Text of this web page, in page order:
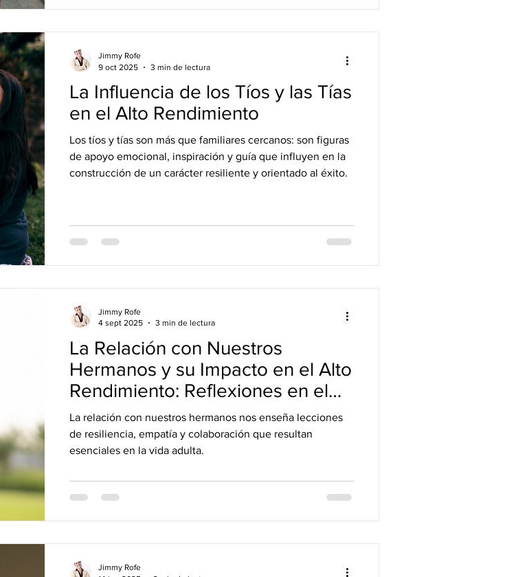
La Influencia de los Tíos y las Tías
en el Alto Rendimiento
Los tíos y tías son más que familiares cercanos: son figuras
de apoyo emocional, inspiración y guía que influyen en la
construcción de un carácter resiliente y orientado al éxito.
Jimmy Rofe
9 oct 2025
3 min de lectura
La Relación con Nuestros
Hermanos y su Impacto en el Alto
Rendimiento: Reflexiones en el
Día Mundial del Hermano
La relación con nuestros hermanos nos enseña lecciones
de resiliencia, empatía y colaboración que resultan
esenciales en la vida adulta.
Jimmy Rofe
4 sept 2025
3 min de lectura
Jimmy Rofe